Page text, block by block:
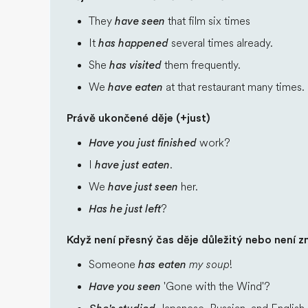
They have seen that film six times
It has happened several times already.
She has visited them frequently.
We have eaten at that restaurant many times.
Právě ukončené děje (+just)
Have you just finished work?
have just eaten.
We have just seen her.
Has he just left?
Když není přesný čas děje důležitý nebo není
Someone has eaten my soup!
Have you seen 'Gone with the Wind'?